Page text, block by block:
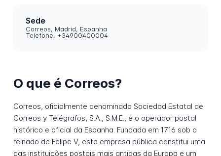
Sede
Correos, Madrid, Espanha
Telefone: +34900400004
O que é Correos?
Correos, oficialmente denominado Sociedad Estatal de
Correos y Telégrafos, S.A., S.M.E., é o operador postal
histórico e oficial da Espanha. Fundada em 1716 sob o
reinado de Felipe V, esta empresa pública constitui uma
das instituições postais mais antigas da Europa e um